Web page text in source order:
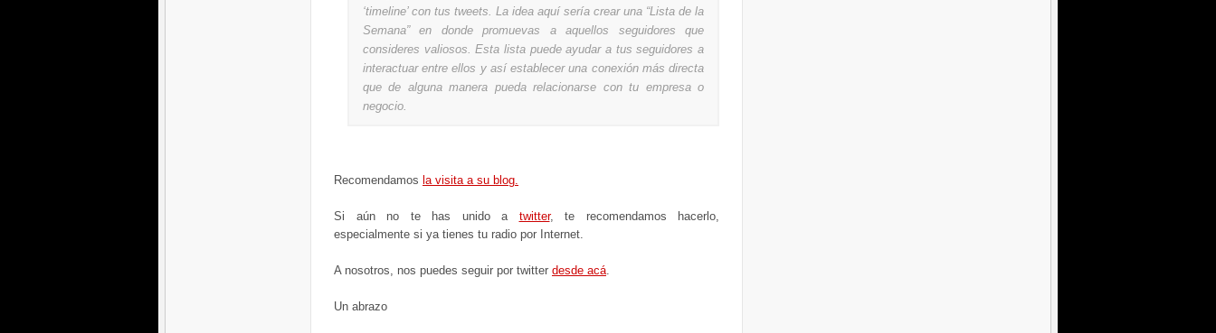
‘timeline’ con tus tweets. La idea aquí sería crear una “Lista de la
Semana” en donde promuevas a aquellos seguidores que
consideres valiosos. Esta lista puede ayudar a tus seguidores a
interactuar entre ellos y así establecer una conexión más directa
que de alguna manera pueda relacionarse con tu empresa o
negocio.
Recomendamos la visita a su blog.
Si aún no te has unido a twitter, te recomendamos hacerlo,
especialmente si ya tienes tu radio por Internet.
A nosotros, nos puedes seguir por twitter desde acá.
Un abrazo